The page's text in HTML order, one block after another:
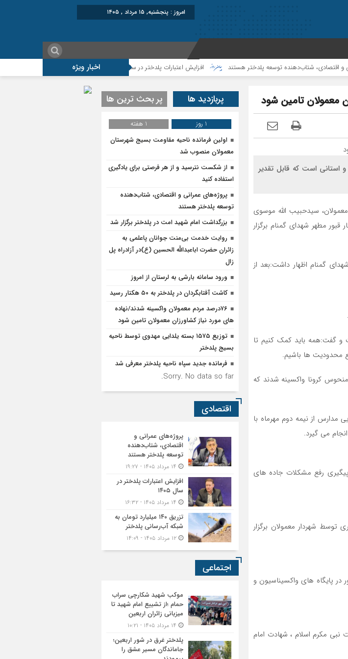
امروز : پنجشنبه, ۱۵ مرداد , ۱۴۰۵
اخبار ویژه شتاب‌دهنده توسعه پلدختر هستند افزایش اعتبارات پلدختر در سال ۱۴۰۵ موکب شهید شکارچی سراب حمام ؛از تشییع
نرم شهرستانی و استانی است که قابل تقدیر
سیدحبیب الله موسوی
مطهر شهدای گمنام برگزار
گمنام اظهار داشت:بعد از
و گفت:همه باید کمک کنیم تا
محدودیت ها باشیم.
بر علیه ویروس منحوس کرونا واکسینه شدند که
مدارس از نیمه دوم مهرماه با
می گیرد.
رفع مشکلات جاده های
شهردار معمولان برگزار
پایگاه های واکسیناسیون و
مکرم اسلام ، شهادت امام
پربازدید ها پر بحث ترین ها
1 روز
1 هفته
اولین فرمانده ناحیه مقاومت بسیج شهرستان
معمولان منصوب شد
از شکست نترسید و از هر فرصتی برای یادگیری
استفاده کنید
پروژه‌های عمرانی و اقتصادی، شتاب‌دهنده
توسعه پلدختر هستند
بزرگداشت امام شهید امت در پلدختر برگزار شد
روایت خدمت بی‌منت جوانان پاعلمی به
زائران حضرت اباعبدالله الحسین (ع)در آزادراه پل
زال
ورود سامانه بارشی به لرستان از امروز
کاشت آفتابگردان در پلدختر به ۵۰ هکتار رسید
۷۶درصد مردم معمولان واکسینه شدند/نهاده
های مورد نیاز کشاورزان معمولان تامین شود
توزیع ۱۵۷۵ بسته یلدایی مهدوی توسط ناحیه
بسیج پلدختر
فرمانده جدید سپاه ناحیه پلدختر معرفی شد
Sorry. No data so far.
اقتصادی
پروژه‌های عمرانی و
اقتصادی، شتاب‌دهنده
توسعه پلدختر هستند
افزایش اعتبارات پلدختر در
سال ۱۴۰۵
تزریق ۱۴۰ میلیارد تومان به
شبکه آب‌رسانی پلدختر
اجتماعی
موکب شهید شکارچی سراب
حمام ؛از تشییع امام شهید تا
میزبانی زائران اربعین
پلدختر غرق در شور اربعین؛
جاماندگان مسیر عشق را